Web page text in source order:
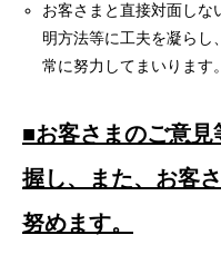
お客さまと直接対面しな
明方法等に工夫を凝らし
常に努力してまいります。
■お客さまのご意
握し、また、お客
努めます。